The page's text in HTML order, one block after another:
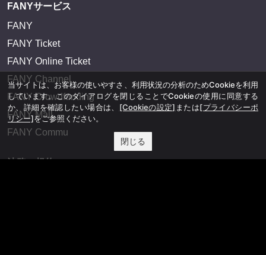
FANYサービス
FANY
FANY Ticket
FANY Online Ticket
FANY Channel
FANY Crowdfunding
FANY Mall
FANY Commu
法務・規約
当サイトは、お客様の使いやすさ、利用状況の分析のためCookieを利用
しています。このダイアログを閉じることでCookieの使用に同意する
か、詳細を確認したい場合は、 [Cookieの設定] または[プライバシーポ
リシー]をご参照ください。
閉じる